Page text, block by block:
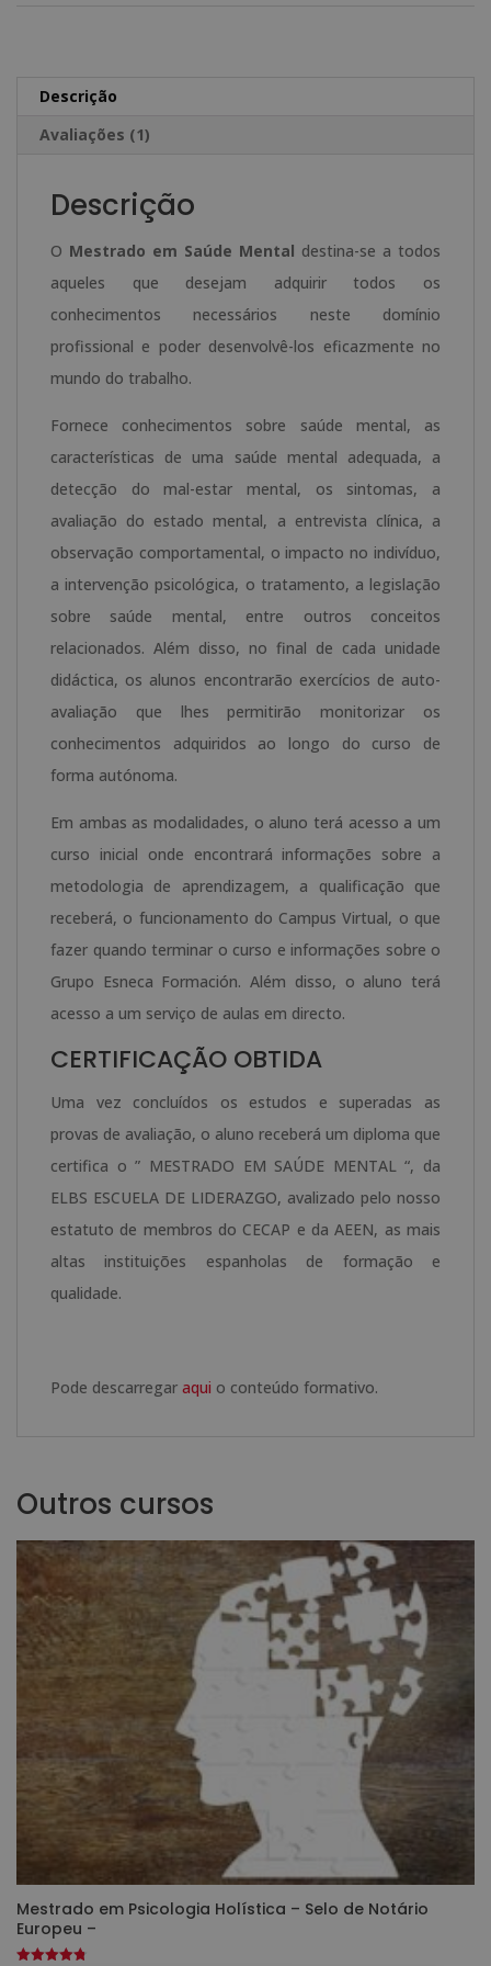
Descrição
Avaliações (1)
Descrição
O Mestrado em Saúde Mental destina-se a todos
aqueles que desejam adquirir todos os
conhecimentos necessários neste domínio
profissional e poder desenvolvê-los eficazmente no
mundo do trabalho.
Fornece conhecimentos sobre saúde mental, as
características de uma saúde mental adequada, a
detecção do mal-estar mental, os sintomas, a
avaliação do estado mental, a entrevista clínica, a
observação comportamental, o impacto no indivíduo,
a intervenção psicológica, o tratamento, a legislação
sobre saúde mental, entre outros conceitos
relacionados. Além disso, no final de cada unidade
didáctica, os alunos encontrarão exercícios de auto-
avaliação que lhes permitirão monitorizar os
conhecimentos adquiridos ao longo do curso de
forma autónoma.
Em ambas as modalidades, o aluno terá acesso a um
curso inicial onde encontrará informações sobre a
metodologia de aprendizagem, a qualificação que
receberá, o funcionamento do Campus Virtual, o que
fazer quando terminar o curso e informações sobre o
Grupo Esneca Formación. Além disso, o aluno terá
acesso a um serviço de aulas em directo.
CERTIFICAÇÃO OBTIDA
Uma vez concluídos os estudos e superadas as
provas de avaliação, o aluno receberá um diploma que
certifica o ” MESTRADO EM SAÚDE MENTAL “, da
ELBS ESCUELA DE LIDERAZGO, avalizado pelo nosso
estatuto de membros do CECAP e da AEEN, as mais
altas instituições espanholas de formação e
qualidade.
Pode descarregar aqui o conteúdo formativo.
Outros cursos
Mestrado em Psicologia Holística – Selo de Notário
Europeu –